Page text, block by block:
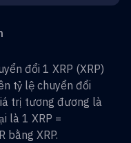
đổi 1 XRP (XRP)
tỷ lệ chuyển đổi
trị tương đương là
là 1 XRP =
bằng XRP.